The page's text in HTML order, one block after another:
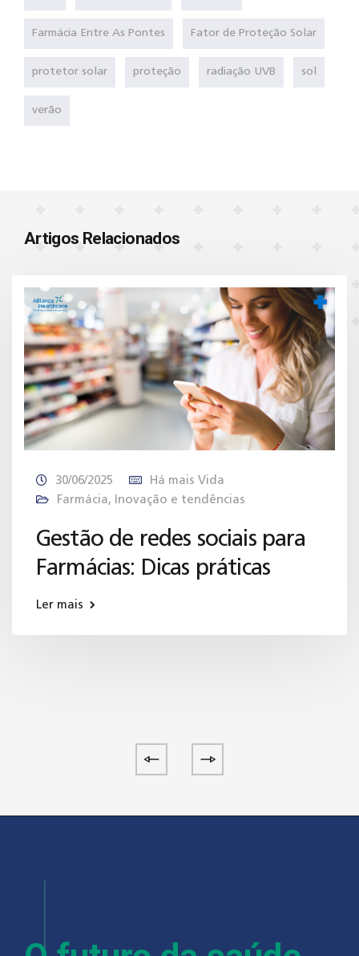
Farmácia Entre As Pontes Fator de Proteção Solar
protetor solar proteção radiação UVB sol
verão
Artigos Relacionados
30/06/2025
Há mais Vida
Farmácia, Inovação e tendências
Gestão de redes sociais para
Farmácias: Dicas práticas
Ler mais